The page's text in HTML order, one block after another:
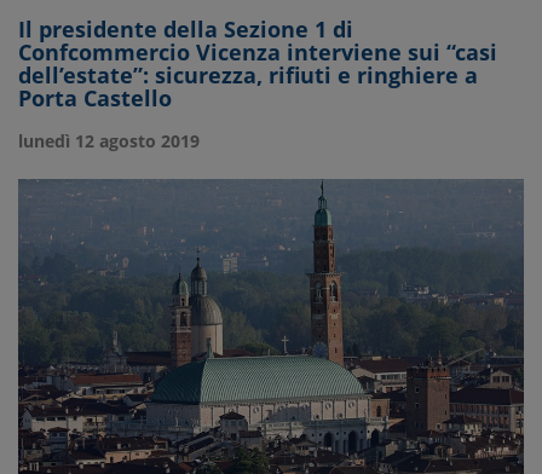
Il presidente della Sezione 1 di
Confcommercio Vicenza interviene sui “casi
dell’estate”: sicurezza, rifiuti e ringhiere a
Porta Castello
lunedì 12 agosto 2019